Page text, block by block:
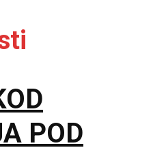
POD